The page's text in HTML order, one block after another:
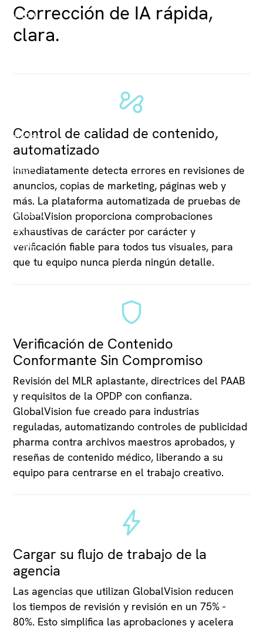
Corrección de IA rápida,
clara.
Control de calidad de contenido,
automatizado
Inmediatamente detecta errores en revisiones de
anuncios, copias de marketing, páginas web y
más. La plataforma automatizada de pruebas de
GlobalVision proporciona comprobaciones
exhaustivas de carácter por carácter y
verificación fiable para todos tus visuales, para
que tu equipo nunca pierda ningún detalle.
Verificación de Contenido
Conformante Sin Compromiso
Revisión del MLR aplastante, directrices del PAAB
y requisitos de la OPDP con confianza.
GlobalVision fue creado para industrias
reguladas, automatizando controles de publicidad
pharma contra archivos maestros aprobados, y
reseñas de contenido médico, liberando a su
equipo para centrarse en el trabajo creativo.
Cargar su flujo de trabajo de la
agencia
Las agencias que utilizan GlobalVision reducen
los tiempos de revisión y revisión en un 75% -
80%. Esto simplifica las aprobaciones y acelera